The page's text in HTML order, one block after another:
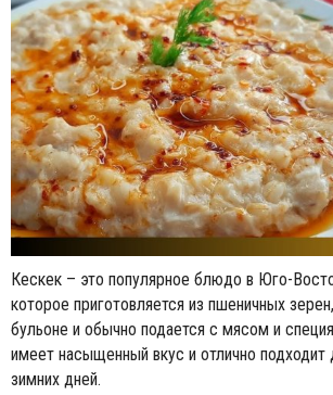
Кескек – это популярное блюдо в Юго-
которое приготовляется из пшеничных
бульоне и обычно подается с мясом и
имеет насыщенный вкус и отлично подходит
зимних дней.